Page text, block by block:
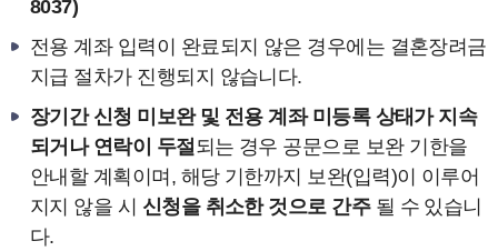
8037)
전용 계좌 입력이 완료되지 않은 경우에는 결혼장려금
지급 절차가 진행되지 않습니다.
장기간 신청 미보완 및 전용 계좌 미등록 상태가 지속
되거나 연락이 두절되는 경우 공문으로 보완 기한을
안내할 계획이며, 해당 기한까지 보완(입력)이 이루어
지지 않을 시 신청을 취소한 것으로 간주될 수 있습니
다.